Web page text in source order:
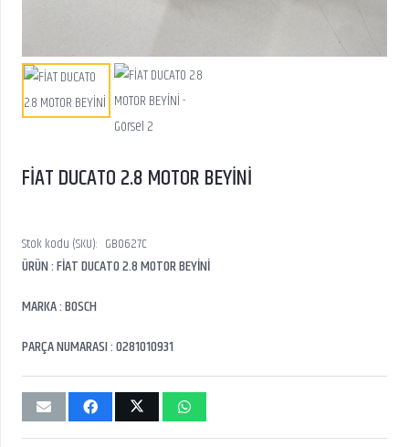
FİAT DUCATO 2.8 MOTOR BEYİNİ
Stok kodu (SKU): GB0627C
ÜRÜN : FİAT DUCATO 2.8 MOTOR BEYİNİ
MARKA : BOSCH
PARÇA NUMARASI : 0281010931